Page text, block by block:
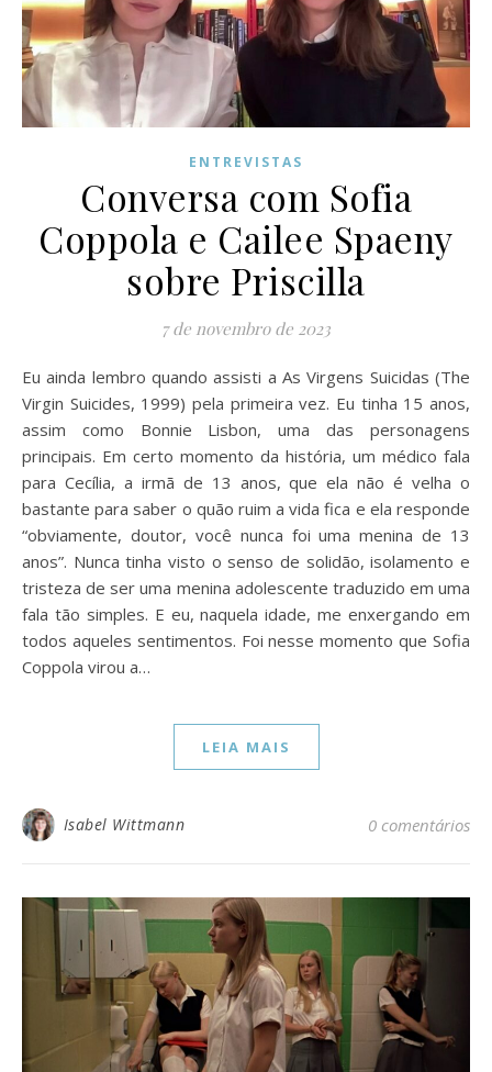
ENTREVISTAS
Conversa com Sofia
Coppola e Cailee Spaeny
sobre Priscilla
7 de novembro de 2023
Eu ainda lembro quando assisti a As Virgens Suicidas (The
Virgin Suicides, 1999) pela primeira vez. Eu tinha 15 anos,
assim como Bonnie Lisbon, uma das personagens
principais. Em certo momento da história, um médico fala
para Cecília, a irmã de 13 anos, que ela não é velha o
bastante para saber o quão ruim a vida fica e ela responde
“obviamente, doutor, você nunca foi uma menina de 13
anos”. Nunca tinha visto o senso de solidão, isolamento e
tristeza de ser uma menina adolescente traduzido em uma
fala tão simples. E eu, naquela idade, me enxergando em
todos aqueles sentimentos. Foi nesse momento que Sofia
Coppola virou a…
LEIA MAIS
Isabel Wittmann 0 comentários